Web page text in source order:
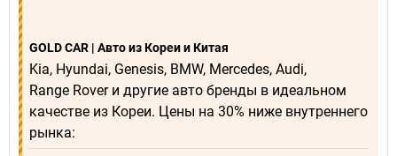
GOLD CAR | Авто из Кореи и Китая
Kia, Hyundai, Genesis, BMW, Mercedes, Audi,
Range Rover и другие авто бренды в идеальном
качестве из Кореи. Цены на 30% ниже внутреннего
рынка: